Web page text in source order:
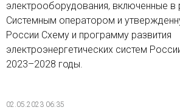
электрооборудования, включенные в
Системным оператором и
России Схему и программу развития
электроэнергетических систем
2023–2028 годы.
02.05.2023 06:35